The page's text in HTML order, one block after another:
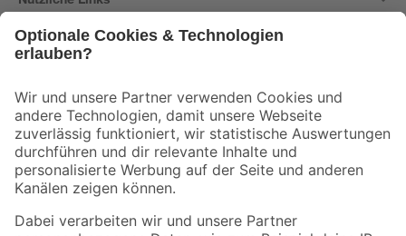
Der toom Newsletter: Keine Angebote und Aktionen mehr verpassen!
Zur Newsletter Anmeldung
Folge uns